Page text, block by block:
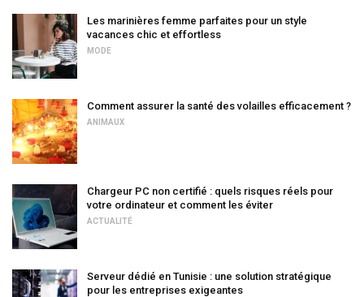
Les marinières femme parfaites pour un style
vacances chic et effortless
MODE
Comment assurer la santé des volailles efficacement ?
ANIMAUX
Chargeur PC non certifié : quels risques réels pour
votre ordinateur et comment les éviter
ACTUALITÉ
Serveur dédié en Tunisie : une solution stratégique
pour les entreprises exigeantes